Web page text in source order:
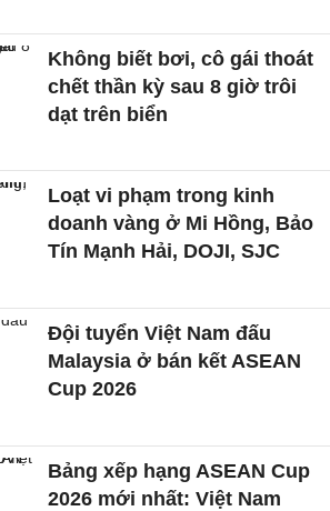
Không biết bơi, cô gái thoát
chết thần kỳ sau 8 giờ trôi
dạt trên biển
Loạt vi phạm trong kinh
doanh vàng ở Mi Hồng, Bảo
Tín Mạnh Hải, DOJI, SJC
Đội tuyển Việt Nam đấu
Malaysia ở bán kết ASEAN
Cup 2026
Bảng xếp hạng ASEAN Cup
2026 mới nhất: Việt Nam